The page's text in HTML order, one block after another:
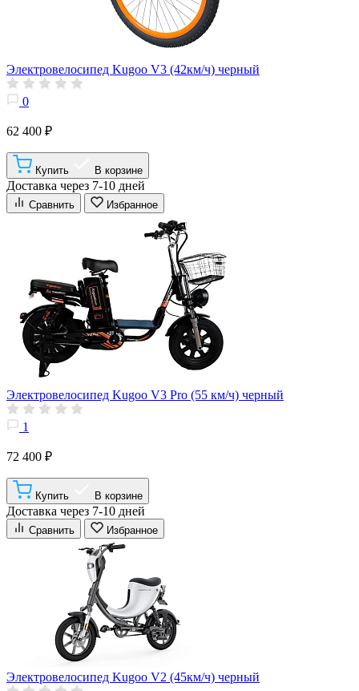
Электровелосипед Kugoo V3 (42км/ч) черный
0
62 400 ₽
Купить В корзине
Доставка через 7-10 дней
Сравнить Избранное
Электровелосипед Kugoo V3 Pro (55 км/ч) черный
1
72 400 ₽
Купить В корзине
Доставка через 7-10 дней
Сравнить Избранное
Электровелосипед Kugoo V2 (45км/ч) черный